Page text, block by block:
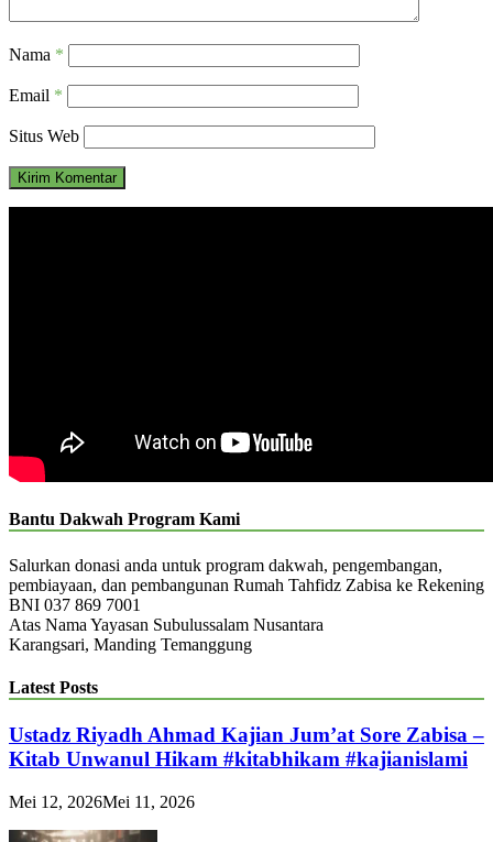
Nama *
Email *
Situs Web
Bantu Dakwah Program Kami
Salurkan donasi anda untuk program dakwah, pengembangan,
pembiayaan, dan pembangunan Rumah Tahfidz Zabisa ke Rekening
BNI 037 869 7001
Atas Nama Yayasan Subulussalam Nusantara
Karangsari, Manding Temanggung
Latest Posts
Ustadz Riyadh Ahmad Kajian Jum’at Sore Zabisa –
Kitab Unwanul Hikam #kitabhikam #kajianislami
Mei 12, 2026Mei 11, 2026